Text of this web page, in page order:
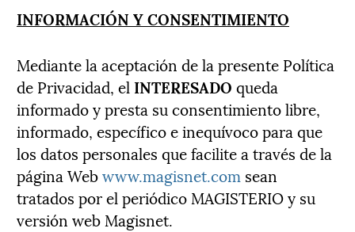
INFORMACIÓN Y CONSENTIMIENTO
Mediante la aceptación de la presente Política
de Privacidad, el INTERESADO queda
informado y presta su consentimiento libre,
informado, específico e inequívoco para que
los datos personales que facilite a través de la
página Webwww.magisnet.com sean
tratados por el periódico MAGISTERIO y su
versión web Magisnet.